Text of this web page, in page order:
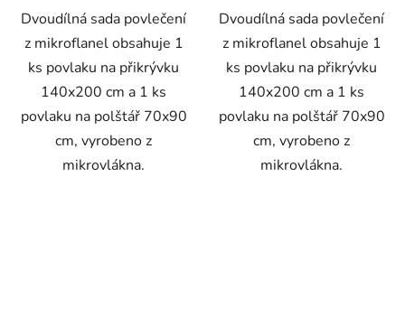
Dvoudílná sada povlečení
z mikroflanel obsahuje 1
ks povlaku na přikrývku
140x200 cm a 1 ks
povlaku na polštář 70x90
cm, vyrobeno z
mikrovlákna.
Dvoudílná sada povlečení
z mikroflanel obsahuje 1
ks povlaku na přikrývku
140x200 cm a 1 ks
povlaku na polštář 70x90
cm, vyrobeno z
mikrovlákna.